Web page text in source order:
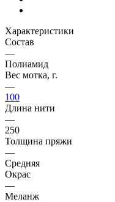
Характеристики
Состав
—
Полиамид
Вес мотка, г.
—
100
Длина нити
—
250
Толщина пряжи
—
Средняя
Окрас
—
Меланж